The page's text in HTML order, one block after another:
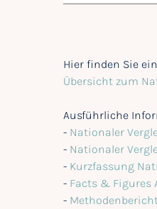
Hier finden Sie
Übersicht zum
Ausführliche
- Nationaler
- Nationaler
- Kurzfassung
- Facts & Figures
-